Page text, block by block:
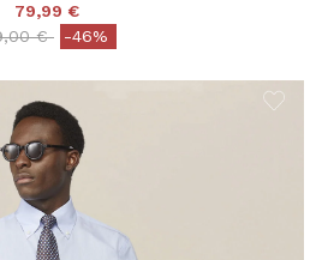
79,99 €
reduced from
€to-46%